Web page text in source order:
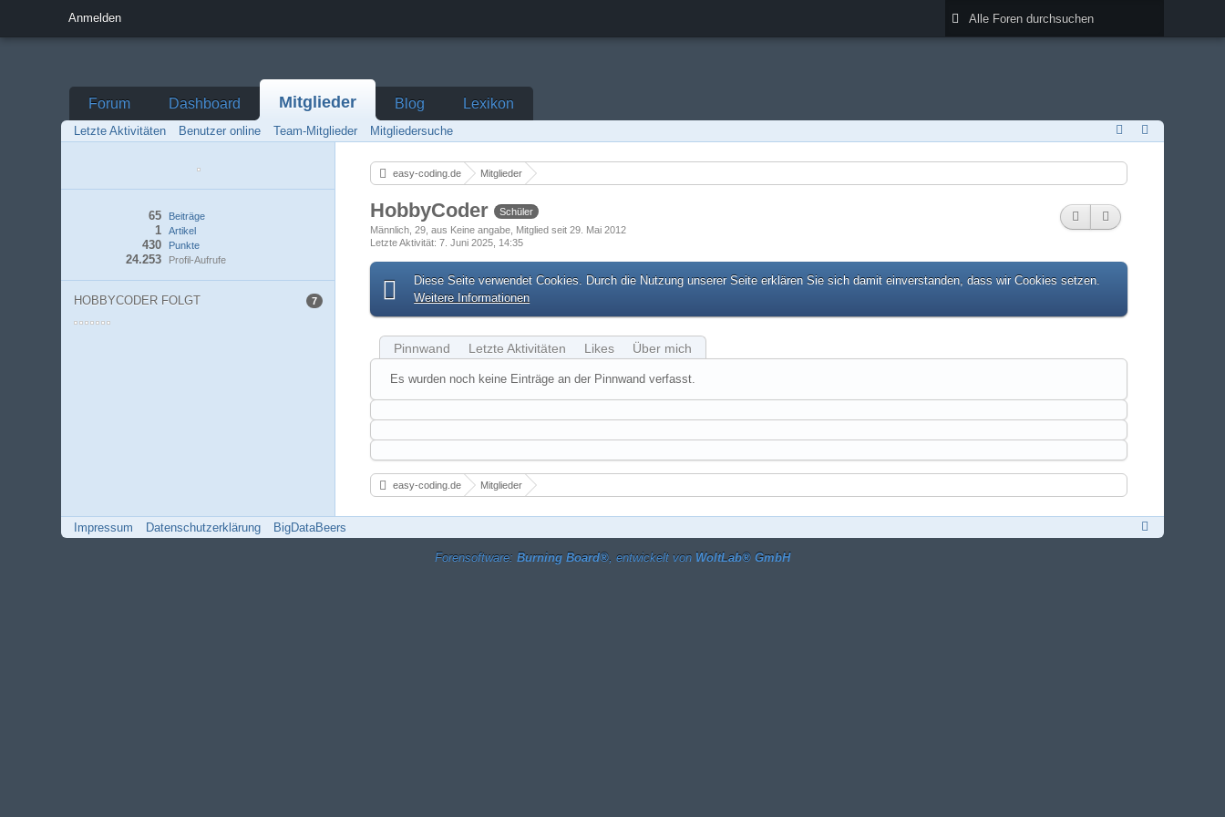
Anmelden
Forum Dashboard Mitglieder Blog Lexikon
Letzte Aktivitäten Benutzer online Team-Mitglieder Mitgliedersuche
Beiträge
65
Artikel
1
Punkte
430
Profil-Aufrufe
24.253
HOBBYCODER FOLGT 7
easy-coding.de Mitglieder
HobbyCoder Schüler
Männlich 29 aus Keine angabe Mitglied seit 29. Mai 2012
Letzte Aktivität 7. Juni 2025, 14:35
Diese Seite verwendet Cookies. Durch die Nutzung unserer Seite erklären Sie sich damit einverstanden, dass wir Cookies setzen.
Weitere Informationen
Pinnwand Letzte Aktivitäten Likes Über mich
Es wurden noch keine Einträge an der Pinnwand verfasst.
easy-coding.de Mitglieder
Impressum Datenschutzerklärung BigDataBeers
Forensoftware: Burning Board®, entwickelt von WoltLab® GmbH